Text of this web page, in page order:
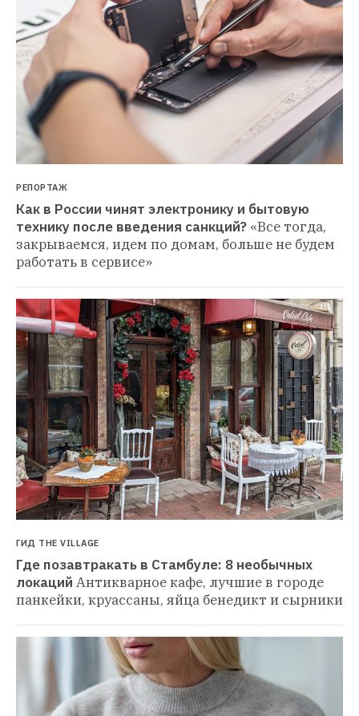
РЕПОРТАЖ
Как в России чинят электронику и бытовую
технику после введения санкций? «Все тогда,
закрываемся, идем по домам, больше не будем
работать в сервисе»
ГИД THE VILLAGE
Где позавтракать в Стамбуле: 8 необычных
локаций Антикварное кафе, лучшие в городе
панкейки, круассаны, яйца бенедикт и сырники